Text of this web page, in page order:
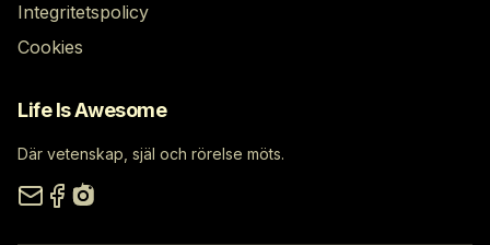
Integritetspolicy
Cookies
Life Is Awesome
Där vetenskap, själ och rörelse möts.